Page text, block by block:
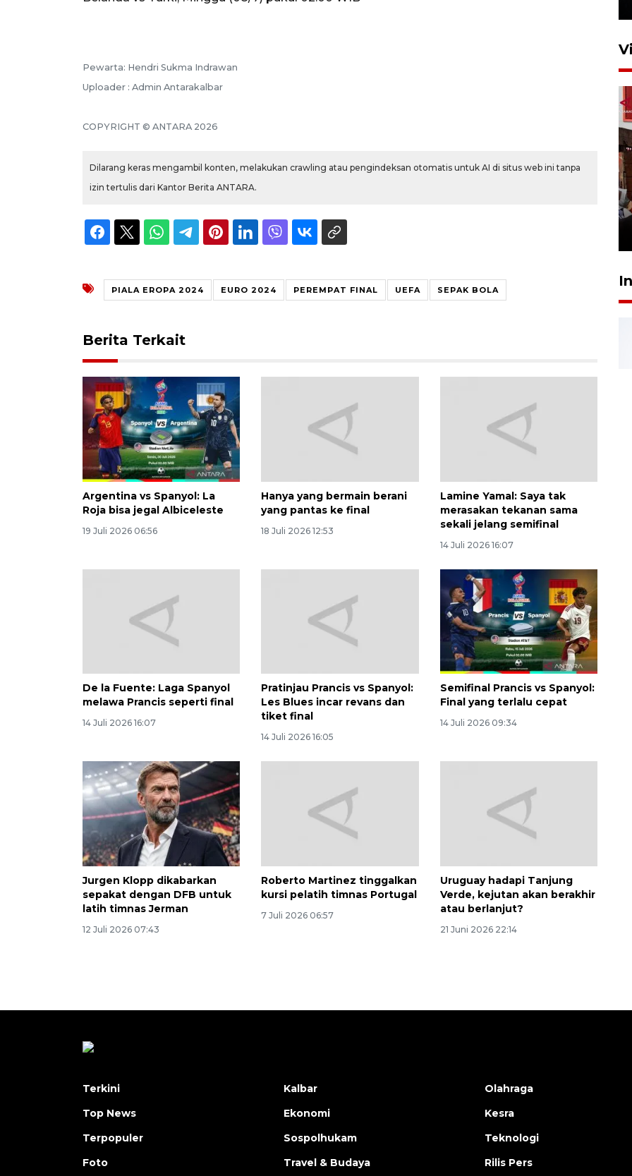
Pewarta: Hendri Sukma Indrawan
Uploader : Admin Antarakalbar
COPYRIGHT © ANTARA 2026
Dilarang keras mengambil konten, melakukan crawling atau pengindeksan otomatis untuk AI di situs web ini tanpa
izin tertulis dari Kantor Berita ANTARA.
PIALA EROPA 2024 EURO 2024 PEREMPAT FINAL UEFA SEPAK BOLA
Berita Terkait
Argentina vs Spanyol: La
Roja bisa jegal Albiceleste
19 Juli 2026 06:56
Hanya yang bermain berani
yang pantas ke final
18 Juli 2026 12:53
Lamine Yamal: Saya tak
merasakan tekanan sama
sekali jelang semifinal
14 Juli 2026 16:07
De la Fuente: Laga Spanyol
melawa Prancis seperti final
14 Juli 2026 16:07
Pratinjau Prancis vs Spanyol:
Les Blues incar revans dan
tiket final
14 Juli 2026 16:05
Semifinal Prancis vs Spanyol:
Final yang terlalu cepat
14 Juli 2026 09:34
Jurgen Klopp dikabarkan
sepakat dengan DFB untuk
latih timnas Jerman
12 Juli 2026 07:43
Roberto Martinez tinggalkan
kursi pelatih timnas Portugal
7 Juli 2026 06:57
Uruguay hadapi Tanjung
Verde, kejutan akan berakhir
atau berlanjut?
21 Juni 2026 22:14
160 ribu sambungan baru
Terkini
Top News
Terpopuler
Foto
Kalbar
Ekonomi
Sospolhukam
Travel & Budaya
Olahraga
Kesra
Teknologi
Rilis Pers